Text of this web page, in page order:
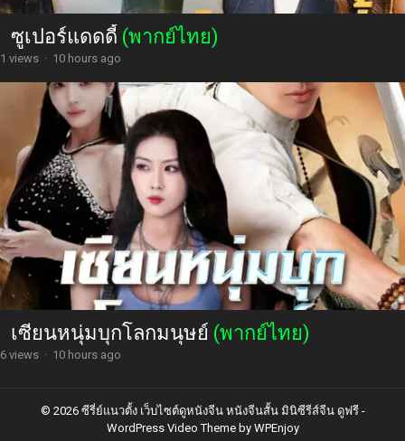
ซูเปอร์แดดดี้ (พากย์ไทย)
1 views · 10 hours ago
เซียนหนุ่มบุกโลกมนุษย์ (พากย์ไทย)
6 views · 10 hours ago
© 2026 ซีรี่ย์แนวตั้ง เว็บไซต์ดูหนังจีน หนังจีนสั้น มินิซีรีส์จีน ดูฟรี -
WordPress Video Themeby WPEnjoy